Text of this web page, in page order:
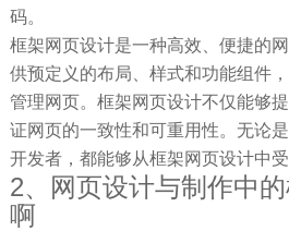
码。
框架网页设计是一种高效、便捷的
供预定义的布局、样式和功能组件
管理网页。框架网页设计不仅能够
证网页的一致性和可重用性。无论
开发者，都能够从框架网页设计中受
2、网页设计与制作中
啊